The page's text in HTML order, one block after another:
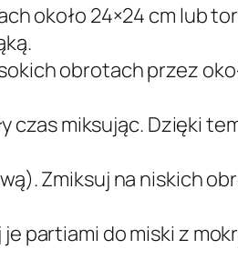
około 24×24 cm lub
obrotach przez
czas miksując. Dzięki
Zmiksuj na niskich
je partiami do miski z